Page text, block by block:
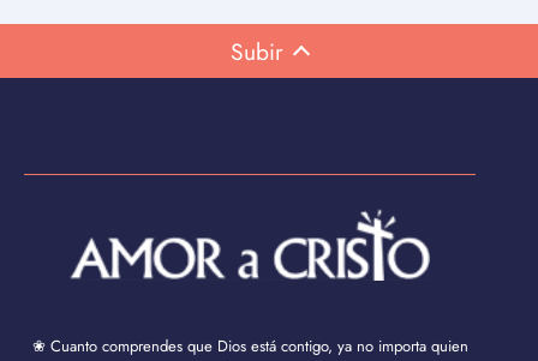
Subir
❀ Cuanto comprendes que Dios está contigo, ya no importa quien